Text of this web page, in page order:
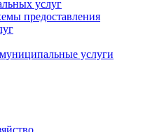
услуг
предоставления
услуги